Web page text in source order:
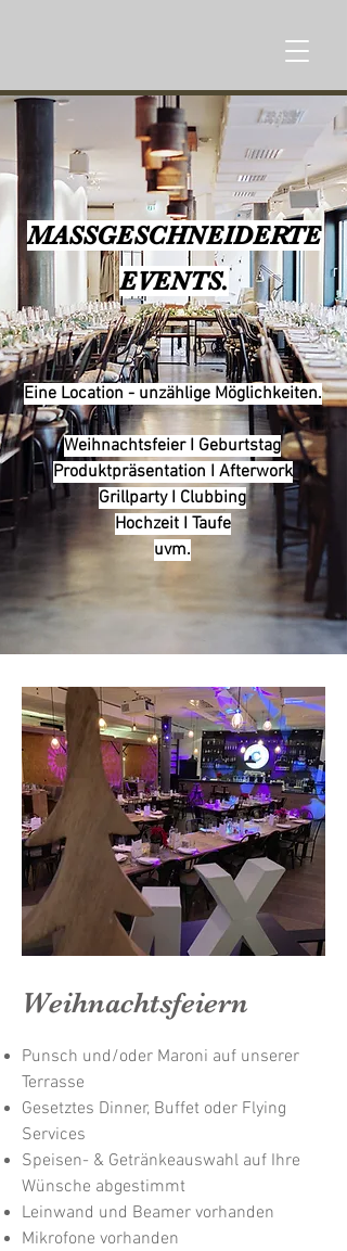
Eine Location - unzählige Möglichkeiten.
Weihnachtsfeier I Geburtstag
Produktpräsentation I Afterwork
Grillparty I Clubbing
Hochzeit I Taufe
uvm.
MASSGESCHNEIDERTE
EVENTS.
Weihnachtsfeiern
Punsch und/oder Maroni auf unserer
Terrasse
Gesetztes Dinner, Buffet oder Flying
Services
Speisen- & Getränkeauswahl auf Ihre
Wünsche abgestimmt
Leinwand und Beamer vorhanden
Mikrofone vorhanden